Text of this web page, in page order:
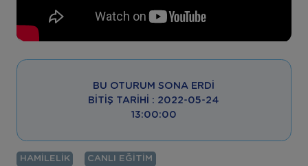
BU OTURUM SONA ERDI
BITIŞ TARIHI : 2022-05-24
13:00:00
HAMILELIK CANLI EĞITIM